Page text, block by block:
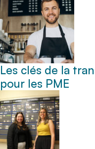
Les clés de la
pour les PME